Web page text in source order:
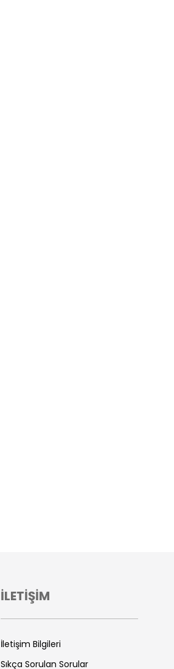
İLETİŞİM
İletişim Bilgileri
Sıkça Sorulan Sorular